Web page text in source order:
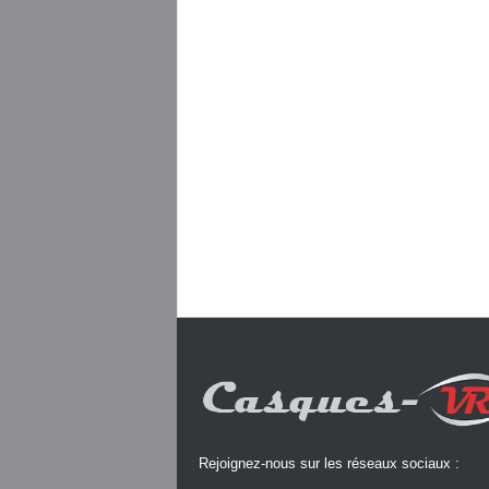
Rejoignez-nous sur les réseaux sociaux :